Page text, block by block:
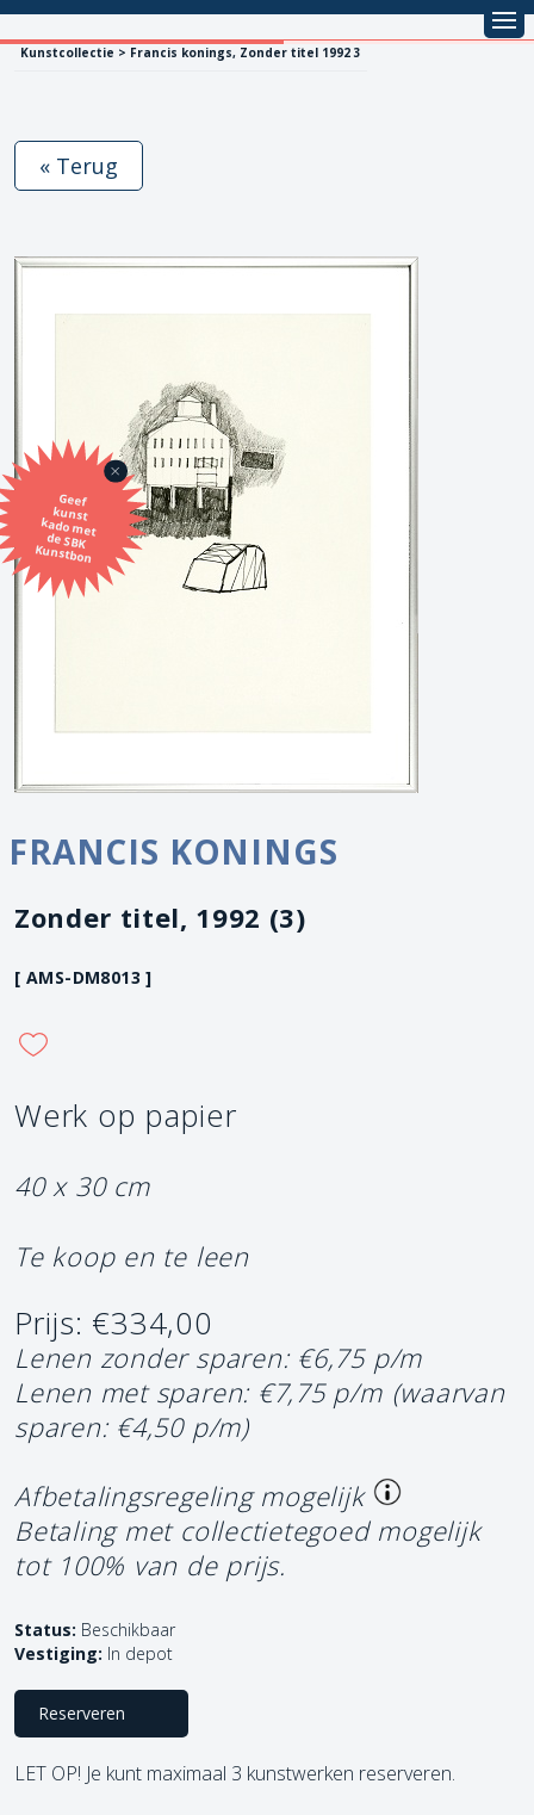
Kunstcollectie > Francis konings, Zonder titel 1992 3
Geef
kunst
kado met
de SBK
Kunstbon
« Terug
FRANCIS KONINGS
Zonder titel, 1992 (3)
[ AMS-DM8013 ]
Werk op papier
40 x 30 cm
Te koop en te leen
Prijs: €334,00
Lenen zonder sparen: €6,75 p/m
Lenen met sparen: €7,75 p/m (waarvan
sparen: €4,50 p/m)
Afbetalingsregeling mogelijk
Betaling met collectietegoed mogelijk
tot 100% van de prijs.
Status: Beschikbaar
Vestiging: In depot
Reserveren
LET OP! Je kunt maximaal 3 kunstwerken reserveren.